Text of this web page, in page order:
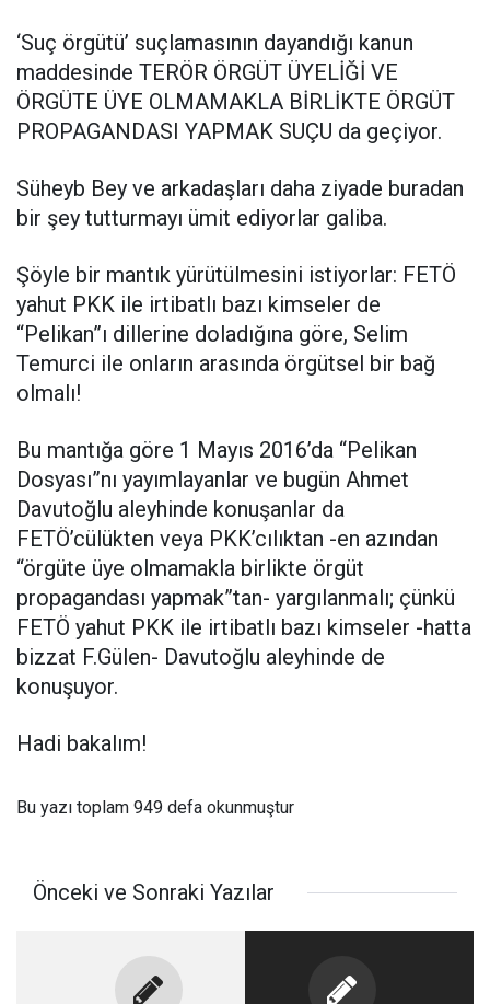
‘Suç örgütü’ suçlamasının dayandığı kanun
maddesinde TERÖR ÖRGÜT ÜYELİĞİ VE
ÖRGÜTE ÜYE OLMAMAKLA BİRLİKTE ÖRGÜT
PROPAGANDASI YAPMAK SUÇU da geçiyor.
Süheyb Bey ve arkadaşları daha ziyade buradan
bir şey tutturmayı ümit ediyorlar galiba.
Şöyle bir mantık yürütülmesini istiyorlar: FETÖ
yahut PKK ile irtibatlı bazı kimseler de
“Pelikan”ı dillerine doladığına göre, Selim
Temurci ile onların arasında örgütsel bir bağ
olmalı!
Bu mantığa göre 1 Mayıs 2016’da “Pelikan
Dosyası”nı yayımlayanlar ve bugün Ahmet
Davutoğlu aleyhinde konuşanlar da
FETÖ’cülükten veya PKK’cılıktan -en azından
“örgüte üye olmamakla birlikte örgüt
propagandası yapmak”tan- yargılanmalı; çünkü
FETÖ yahut PKK ile irtibatlı bazı kimseler -hatta
bizzat F.Gülen- Davutoğlu aleyhinde de
konuşuyor.
Hadi bakalım!
Bu yazı toplam 949 defa okunmuştur
Önceki ve Sonraki Yazılar